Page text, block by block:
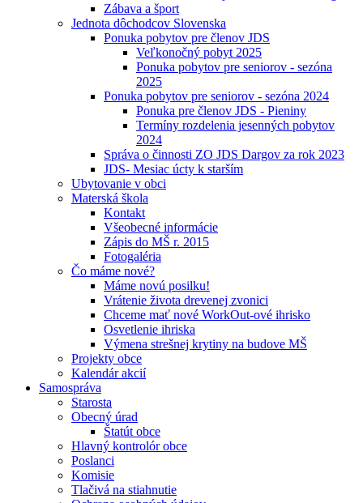
Zábava a šport
Jednota dôchodcov Slovenska
Ponuka pobytov pre členov JDS
Veľkonočný pobyt 2025
Ponuka pobytov pre seniorov - sezóna
2025
Ponuka pobytov pre seniorov - sezóna 2024
Ponuka pre členov JDS - Pieniny
Termíny rozdelenia jesenných pobytov
2024
Správa o činnosti ZO JDS Dargov za rok 2023
JDS- Mesiac úcty k starším
Ubytovanie v obci
Materská škola
Kontakt
Všeobecné informácie
Zápis do MŠ r. 2015
Fotogaléria
Čo máme nové?
Máme novú posilku!
Vrátenie života drevenej zvonici
Chceme mať nové WorkOut-ové ihrisko
Osvetlenie ihriska
Výmena strešnej krytiny na budove MŠ
Projekty obce
Kalendár akcií
Samospráva
Starosta
Obecný úrad
Štatút obce
Hlavný kontrolór obce
Poslanci
Komisie
Tlačivá na stiahnutie